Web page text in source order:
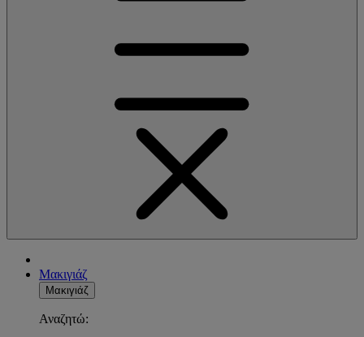
Μακιγιάζ
Μακιγιάζ
Αναζητώ: